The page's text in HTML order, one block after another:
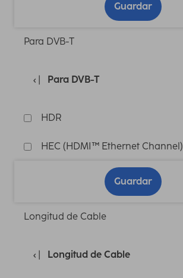
Guardar
Para DVB-T
Para DVB-T
HDR
HEC (HDMI™ Ethernet Channel)
Guardar
Longitud de Cable
Longitud de Cable